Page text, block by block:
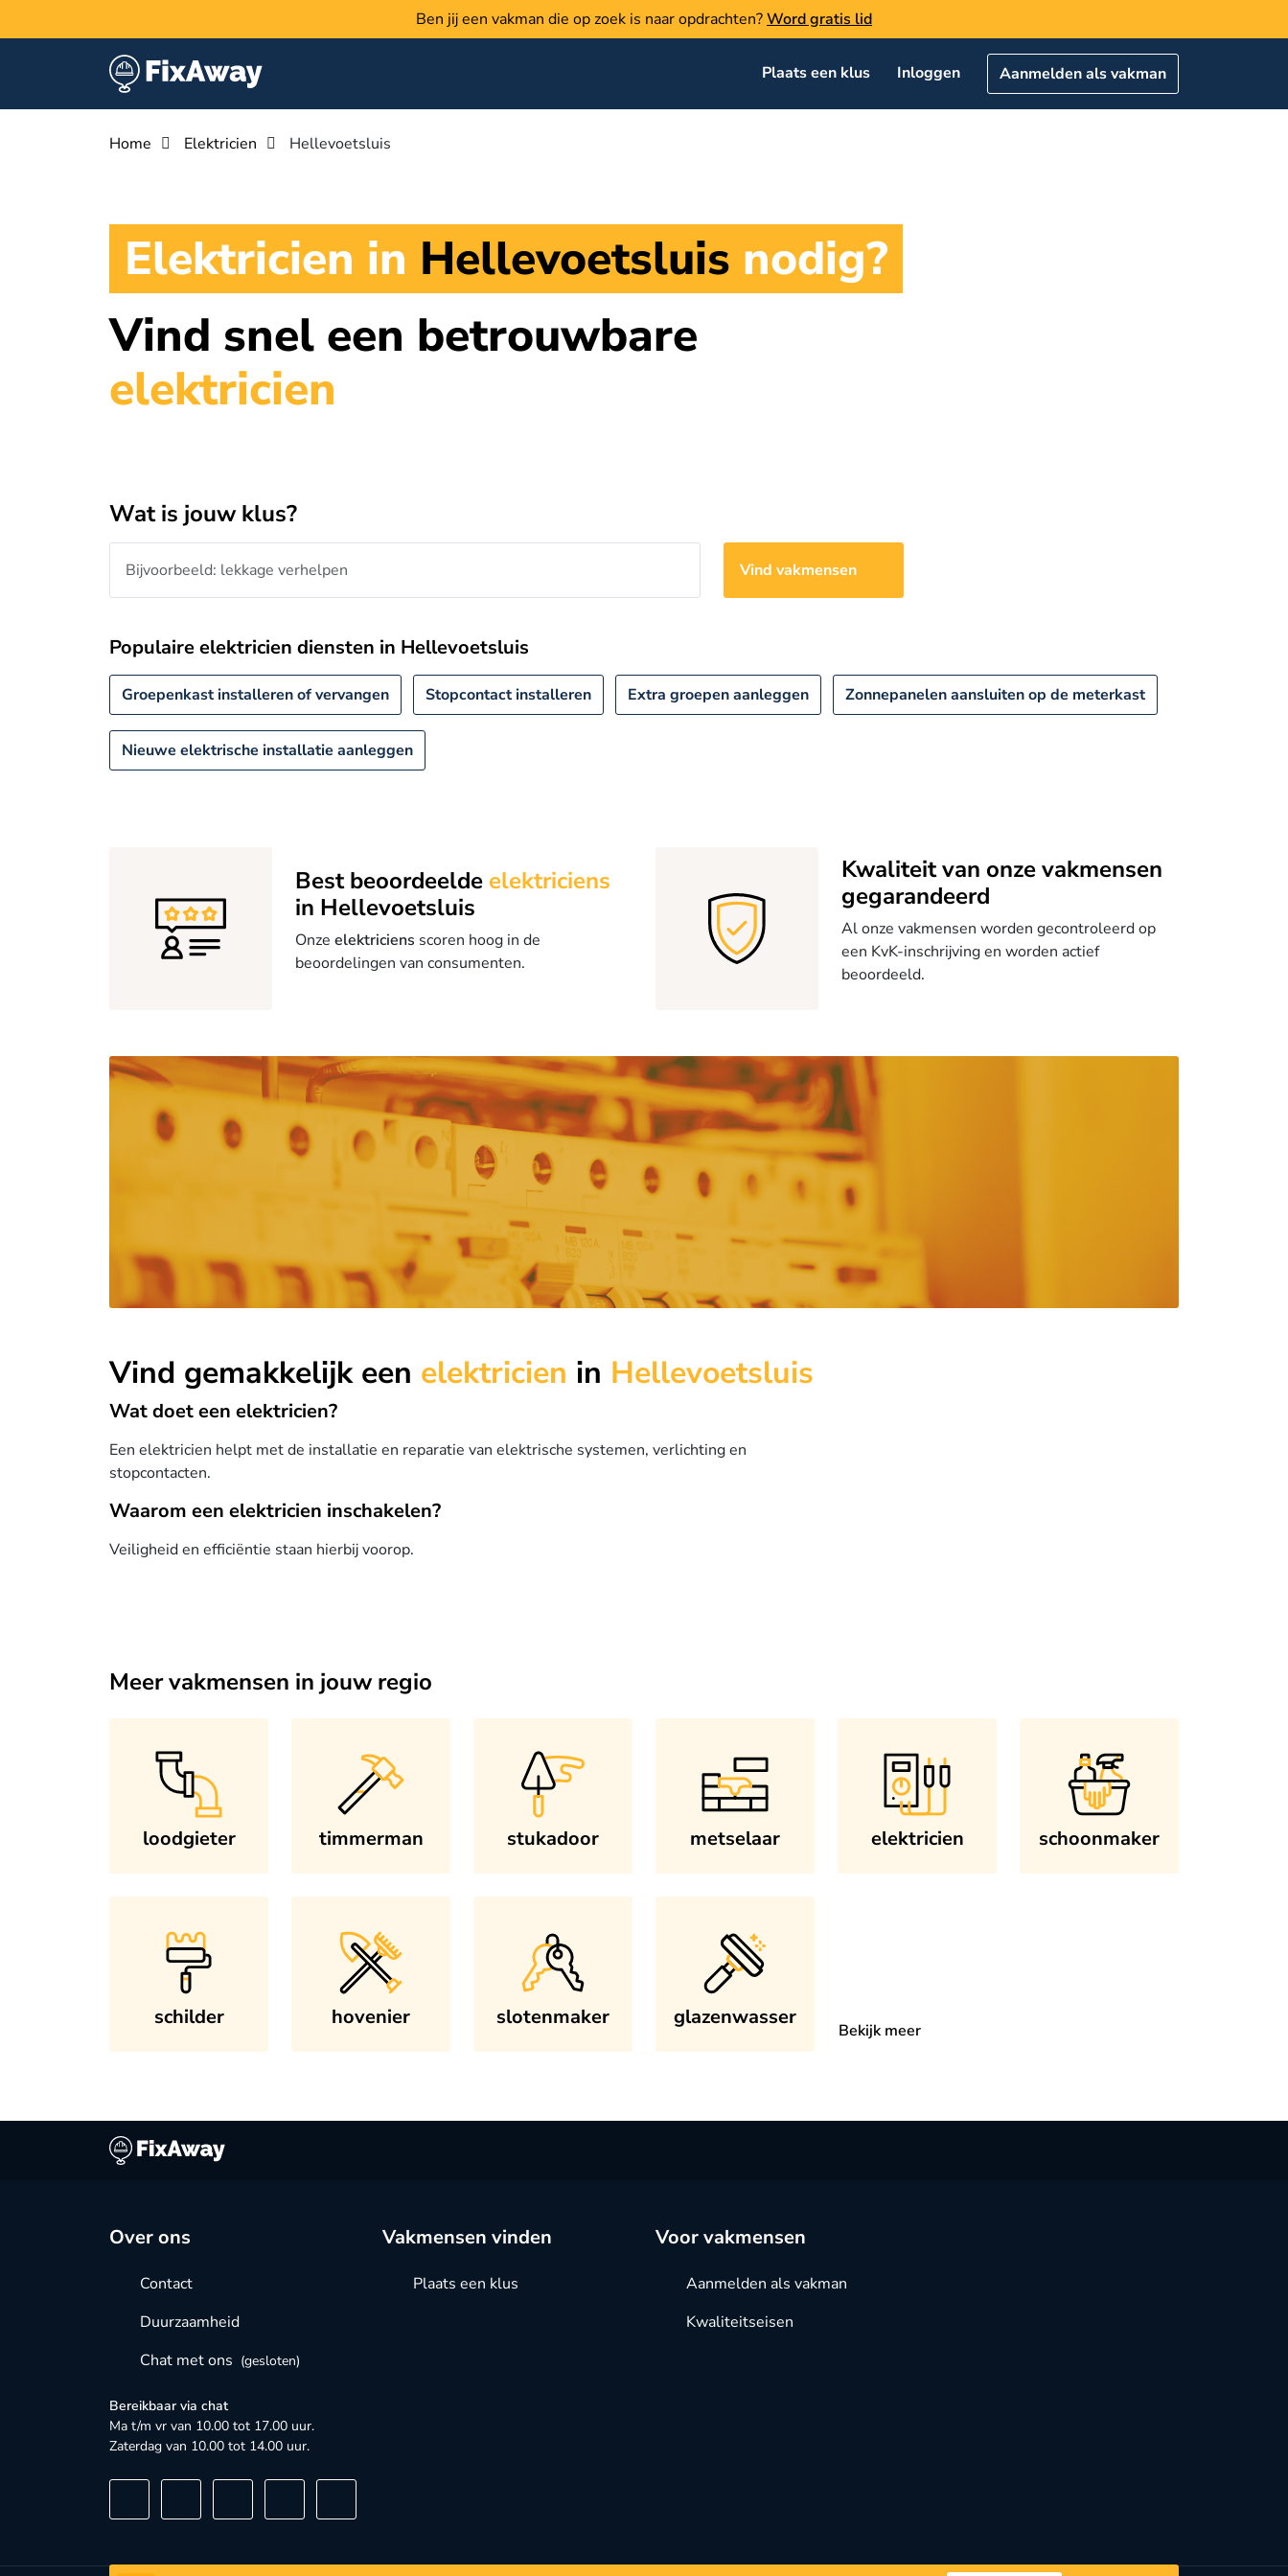
Ben jij een vakman die op zoek is naar opdrachten?Word gratis lid
Plaats een klus Inloggen Aanmelden als vakman
Home Elektricien Hellevoetsluis
Elektricien in Hellevoetsluis nodig?
Vind snel een betrouwbare
elektricien
Wat is jouw klus?
Vind vakmensen
Populaire elektricien diensten in Hellevoetsluis
Groepenkast installeren of vervangen Stopcontact installeren Extra groepen aanleggen Zonnepanelen aansluiten op de meterkast
Nieuwe elektrische installatie aanleggen
Best beoordeelde elektriciens
in Hellevoetsluis
Onze elektriciens scoren hoog in de
beoordelingen van consumenten.
Kwaliteit van onze vakmensen
gegarandeerd
Al onze vakmensen worden gecontroleerd op
een KvK-inschrijving en worden actief
beoordeeld.
Vind gemakkelijk een elektricien in Hellevoetsluis
Wat doet een elektricien?
Een elektricien helpt met de installatie en reparatie van elektrische systemen, verlichting en
stopcontacten.
Waarom een elektricien inschakelen?
Veiligheid en efficiëntie staan hierbij voorop.
Meer vakmensen in jouw regio
loodgieter timmerman stukadoor metselaar elektricien schoonmaker
schilder hovenier slotenmaker glazenwasser
Bekijk meer
Over ons
Contact
Duurzaamheid
Chat met ons (gesloten)
Bereikbaar via chat
Ma t/m vr van 10.00 tot 17.00 uur.
Zaterdag van 10.00 tot 14.00 uur.
Vakmensen vinden
Plaats een klus
Voor vakmensen
Aanmelden als vakman
Kwaliteitseisen